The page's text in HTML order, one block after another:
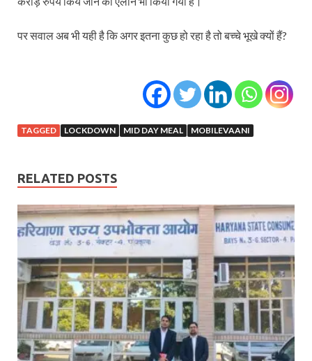
पर सवाल अब भी यही है कि अगर इतना कुछ हो रहा है तो बच्चे भूखे क्यों हैं?
TAGGED LOCKDOWN MID DAY MEAL MOBILEVAANI
RELATED POSTS